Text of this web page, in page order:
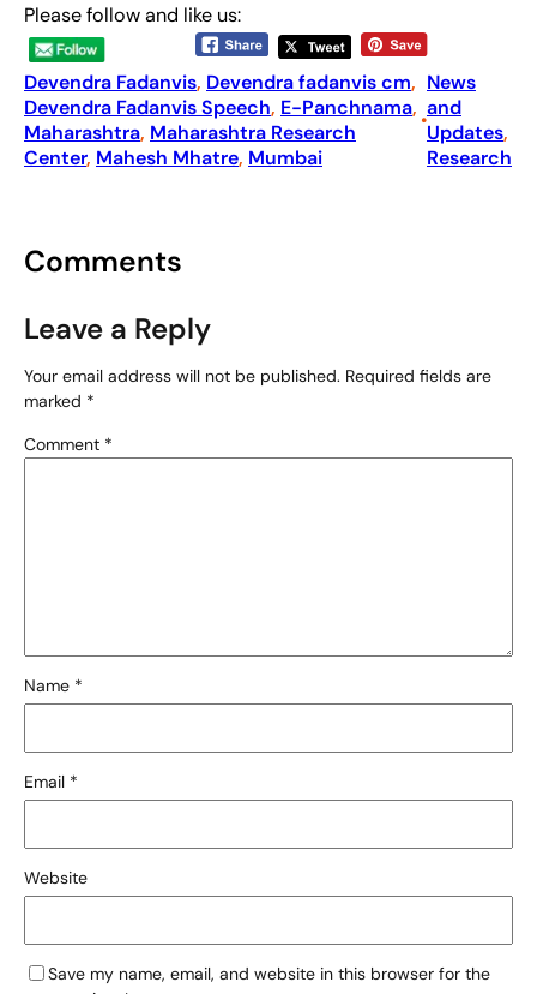
Please follow and like us:
Devendra Fadanvis, Devendra fadanvis cm
Devendra Fadanvis Speech, E-Panchnama
Maharashtra, Maharashtra Research
Center, Mahesh Mhatre, Mumbai
•
News
and
Updates
Research
Comments
Leave a Reply
Your email address will not be published. Required fields are
marked *
Comment *
Name *
Email *
Website
Save my name, email, and website in this browser for the